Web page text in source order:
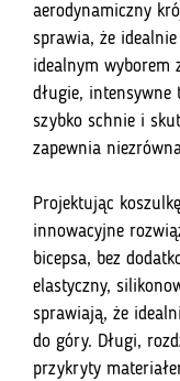
aerodynamiczny
sprawia, że
idealnym wyborem
długie, intensywne
szybko schnie i
zapewnia
Projektując
innowacyjne
bicepsa, bez
elastyczny,
sprawiają, że
do góry. Długi,
przykryty